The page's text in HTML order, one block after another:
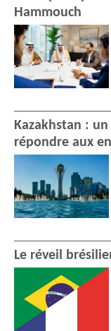
Hammouch
Kazakhstan :
répondre aux
Le réveil